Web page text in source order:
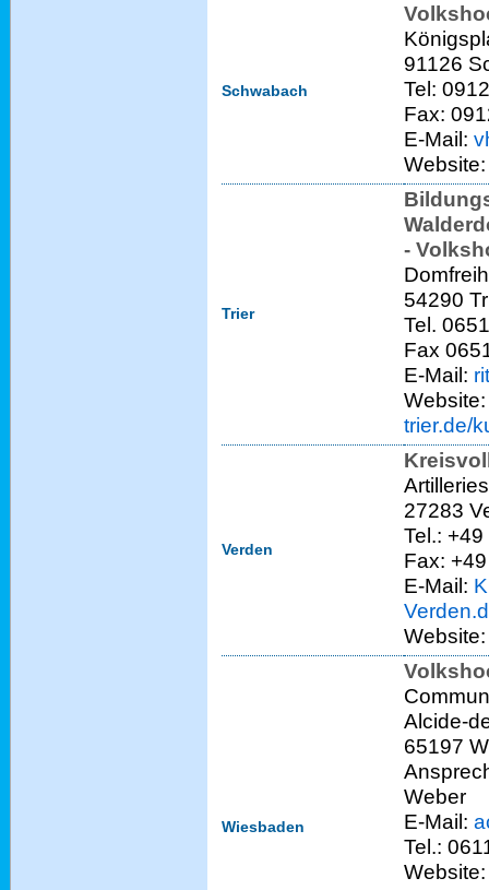
Schwabach
91126
Tel:
Fax:
E-Mail:
Trier
-
54290
Tel.
Fax
E-Mail:
trier.de/
Verden
27283
Tel.:
Fax:
E-Mail:
Wiesbaden
Alcide-
65197
Weber
E-Mail:
Tel.: